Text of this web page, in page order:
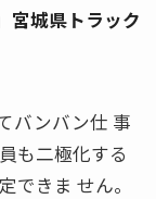
宮城県トラック
バンバン仕 事
も二極化する
きま せん。